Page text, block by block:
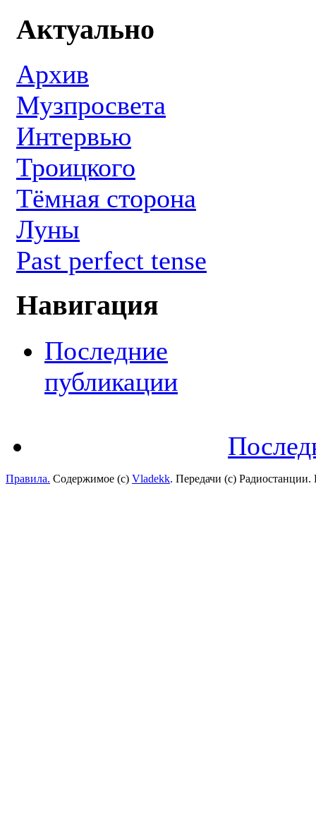
Актуально
Архив
Музпросвета
Интервью
Троицкого
Тёмная сторона
Луны
Past perfect tense
Навигация
Последние
публикации
Правила. Содержимое (с) Vladekk. Передачи (с)